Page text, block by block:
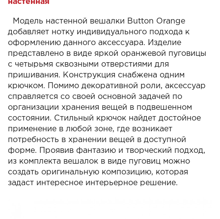
настенная
Модель настенной вешалки Button Orange
добавляет нотку индивидуального подхода к
оформлению данного аксессуара. Изделие
представлено в виде яркой оранжевой пуговицы
с четырьмя сквозными отверстиями для
пришивания. Конструкция снабжена одним
крючком. Помимо декоративной роли, аксессуар
справляется со своей основной задачей по
организации хранения вещей в подвешенном
состоянии. Стильный крючок найдет достойное
применение в любой зоне, где возникает
потребность в хранении вещей в доступной
форме. Проявив фантазию и творческий подход,
из комплекта вешалок в виде пуговиц можно
создать оригинальную композицию, которая
задаст интересное интерьерное решение.